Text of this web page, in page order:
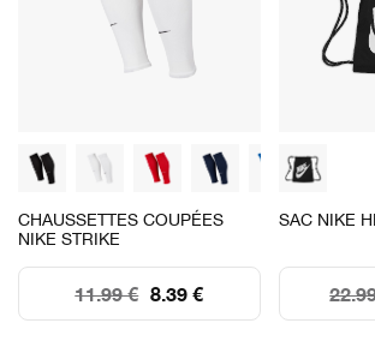
CHAUSSETTES COUPÉES
NIKE STRIKE
8.39 €
11.99 €
SAC NIKE